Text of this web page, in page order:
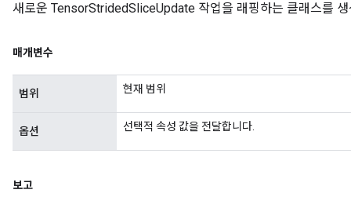
새로운 TensorStridedSliceUpdate 작업을 래핑하는 클래스를
매개변수
범위 현재 범위
옵션 선택적 속성 값을 전달합니다.
보고